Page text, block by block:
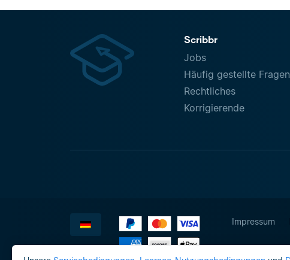
Scribbr
Jobs
Häufig gestellte Fragen
Rechtliches
Korrigierende
Impressum